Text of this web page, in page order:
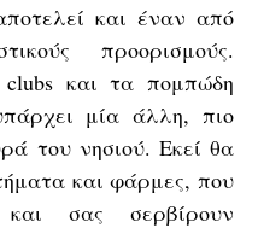
και έναν από
προορισμούς.
και τα πομπώδη
μία άλλη, πιο
του νησιού. Εκεί θα
και φάρμες, που
σας σερβίρουν